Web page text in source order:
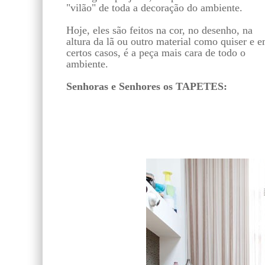
"vilão" de toda a decoração do ambiente.
Hoje, eles são feitos na cor, no desenho, na
altura da lã ou outro material como quiser e
certos casos, é a peça mais cara de todo o
ambiente.
Senhoras e Senhores os TAPETES: